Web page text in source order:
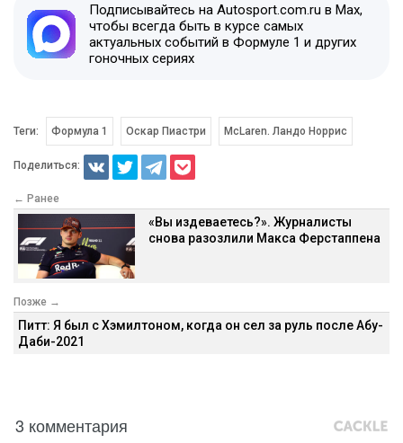
Подписывайтесь на Autosport.com.ru в Max,
чтобы всегда быть в курсе самых
актуальных событий в Формуле 1 и других
гоночных сериях
Теги: Формула 1 Оскар Пиастри McLaren. Ландо Норрис
Поделиться:
← Ранее
«Вы издеваетесь?». Журналисты
снова разозлили Макса Ферстаппена
Позже →
Питт: Я был с Хэмилтоном, когда он сел за руль после Абу-
Даби-2021
3 комментария